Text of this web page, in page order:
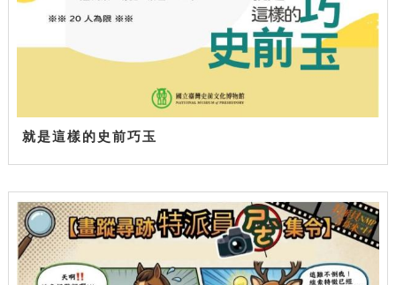
就是這樣的史前巧玉